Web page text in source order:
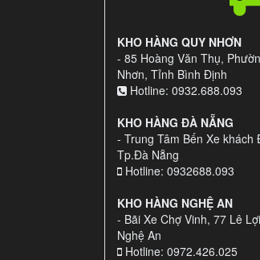
KHO HÀNG QUY NHƠN
- 85 Hoàng Văn Thụ,
Nhơn, Tỉnh Bình Định
Hotline: 0932.688.093
KHO HÀNG ĐÀ NẴNG
- Trung Tâm Bến Xe
Tp.Đà Nẵng
Hotline: 0932688.093
KHO HÀNG NGHỆ AN
- Bãi Xe Chợ Vinh, 77 Lê
Nghệ An
Hotline: 0972.426.025